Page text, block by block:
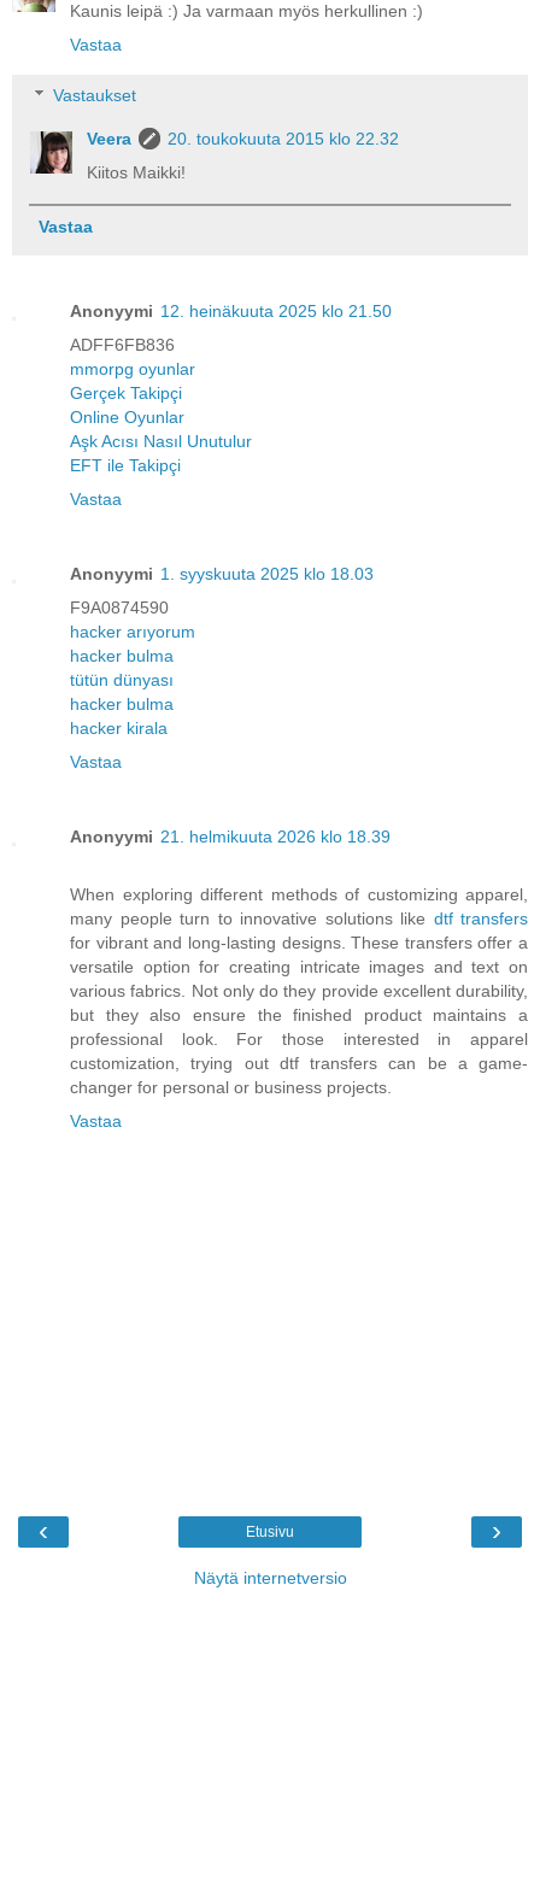
Kaunis leipä :) Ja varmaan myös herkullinen :)
Vastaa
Vastaukset
Veera
20. toukokuuta 2015 klo 22.32
Kiitos Maikki!
Vastaa
Anonyymi 12. heinäkuuta 2025 klo 21.50
ADFF6FB836
mmorpg oyunlar
Gerçek Takipçi
Online Oyunlar
Aşk Acısı Nasıl Unutulur
EFT ile Takipçi
Vastaa
Anonyymi 1. syyskuuta 2025 klo 18.03
F9A0874590
hacker arıyorum
hacker bulma
tütün dünyası
hacker bulma
hacker kirala
Vastaa
Anonyymi 21. helmikuuta 2026 klo 18.39
When exploring different methods of customizing apparel,
many people turn to innovative solutions like dtf transfers
for vibrant and long-lasting designs. These transfers offer a
versatile option for creating intricate images and text on
various fabrics. Not only do they provide excellent durability,
but they also ensure the finished product maintains a
professional look. For those interested in apparel
customization, trying out dtf transfers can be a game-
changer for personal or business projects.
Vastaa
‹ ›
Etusivu
Näytä internetversio